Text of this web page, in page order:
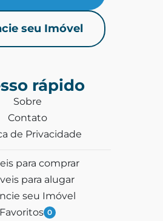
seu Imóvel
rápido
Sobre
Contato
de Privacidade
para comprar
para alugar
seu Imóvel
Favoritos 0